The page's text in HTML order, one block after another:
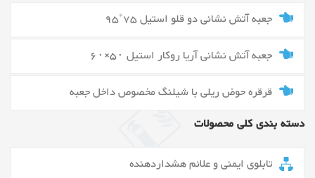
جعبه آتش نشانی دو قلو استیل 75*95
جعبه آتش نشانی آریا روکار استیل ۵۰×۶۰
قرقره حوض ریلی با شیلنگ مخصوص داخل جعبه
دسته بندی کلی محصولات
تابلوی ایمنی و علائم هشداردهنده